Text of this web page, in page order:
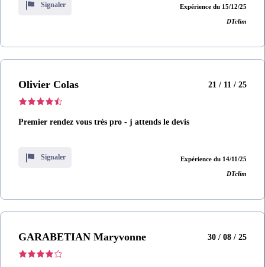
Signaler Expérience du 15/12/25
DTclim
Olivier Colas 21 / 11 / 25
Premier rendez vous très pro - j attends le devis
Signaler Expérience du 14/11/25
DTclim
GARABETIAN Maryvonne 30 / 08 / 25